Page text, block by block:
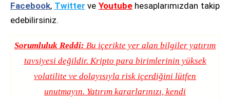
Facebook, Twitter ve Youtubehesaplarımızdan takip
edebilirsiniz.
Sorumluluk Reddi: Bu içerikte yer alan bilgiler yatırım
tavsiyesi değildir. Kripto para birimlerinin yüksek
volatilite ve dolayısıyla risk içerdiğini lütfen
unutmayın. Yatırım kararlarınızı, kendi